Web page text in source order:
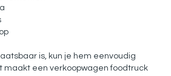
is, kun je hem eenvoudig
maakt een verkoopwagen foodtruck